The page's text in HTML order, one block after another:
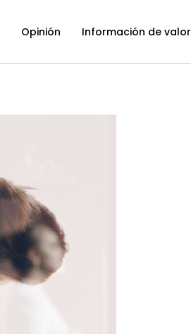
Opinión Información de valor